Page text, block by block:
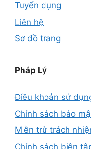
Tuyển dụng
Liên hệ
Sơ đồ trang
Pháp Lý
Điều khoản sử
Chính sách bảo
Miễn trừ trách
Chính sách biên